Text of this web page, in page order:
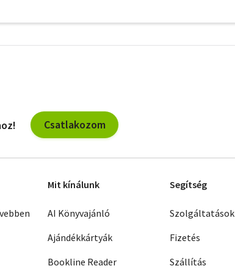
szűrők
Csatlakozom
Mit kínálunk
AI Könyvajánló
Ajándékkártyák
Bookline Reader
Segítség
Szolgáltatások
Fizetés
Szállítás